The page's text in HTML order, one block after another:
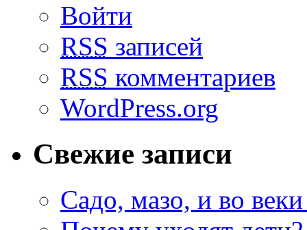
Войти
RSS записей
RSS комментариев
WordPress.org
Свежие записи
Садо, мазо, и во веки